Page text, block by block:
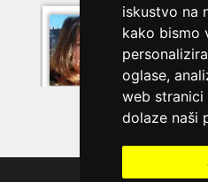
iskustvo na
kako bismo
oglase,
web stranici
dolaze naši
VESNA / Kod
Ljubavni
ljubavni tarot,
Broj tel: